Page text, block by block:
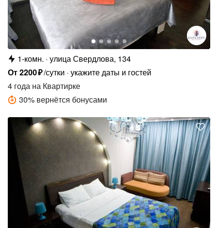
1-комн. улица Свердлова, 134
От2200₽/сутки укажите даты и гостей
4 года на Квартирке
30% вернётся бонусами